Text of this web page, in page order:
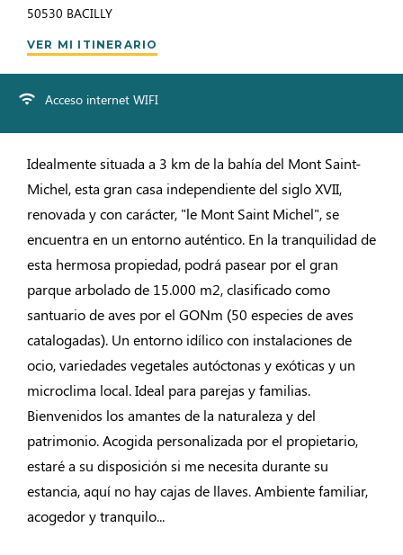
50530 BACILLY
VER MI ITINERARIO
Acceso internet WIFI
Idealmente situada a 3 km de la bahía del Mont Saint-
Michel, esta gran casa independiente del siglo XVII,
renovada y con carácter, "le Mont Saint Michel", se
encuentra en un entorno auténtico. En la tranquilidad de
esta hermosa propiedad, podrá pasear por el gran
parque arbolado de 15.000 m2, clasificado como
santuario de aves por el GONm (50 especies de aves
catalogadas). Un entorno idílico con instalaciones de
ocio, variedades vegetales autóctonas y exóticas y un
microclima local. Ideal para parejas y familias.
Bienvenidos los amantes de la naturaleza y del
patrimonio. Acogida personalizada por el propietario,
estaré a su disposición si me necesita durante su
estancia, aquí no hay cajas de llaves. Ambiente familiar,
acogedor y tranquilo...